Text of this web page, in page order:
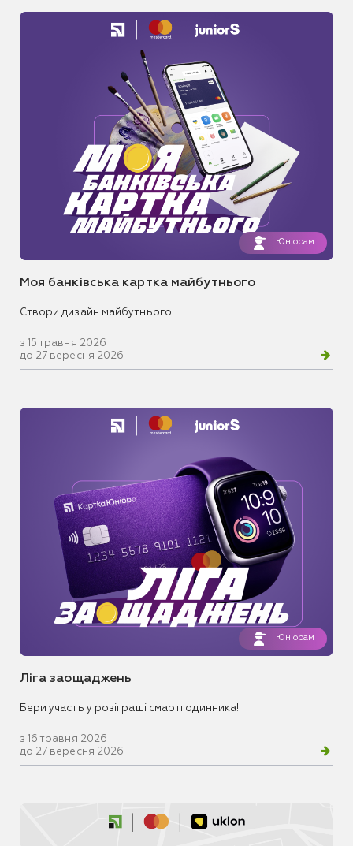
Юніорам
Моя банківська картка майбутнього
Створи дизайн майбутнього!
з 15 травня 2026
до 27 вересня 2026
Юніорам
Ліга заощаджень
Бери участь у розіграші смартгодинника!
з 16 травня 2026
до 27 вересня 2026